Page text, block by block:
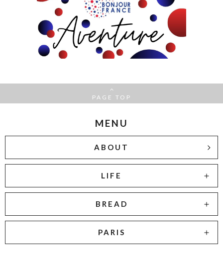
PAGE TOP
MENU
ABOUT
LIFE
BREAD
PARIS